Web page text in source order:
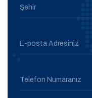
Şehir
E-posta Adresiniz
Telefon Numaranız